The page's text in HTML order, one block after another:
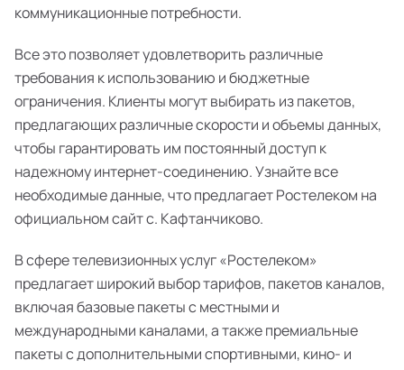
коммуникационные потребности.
Все это позволяет удовлетворить различные
требования к использованию и бюджетные
ограничения. Клиенты могут выбирать из пакетов,
предлагающих различные скорости и объемы данных,
чтобы гарантировать им постоянный доступ к
надежному интернет-соединению. Узнайте все
необходимые данные, что предлагает Ростелеком на
официальном сайт с. Кафтанчиково.
В сфере телевизионных услуг «Ростелеком»
предлагает широкий выбор тарифов, пакетов каналов,
включая базовые пакеты с местными и
международными каналами, а также премиальные
пакеты с дополнительными спортивными, кино- и